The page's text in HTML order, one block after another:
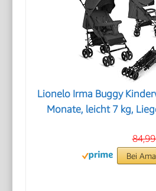
Lionelo Irma Buggy
Monate, leicht 7 kg,
Bei